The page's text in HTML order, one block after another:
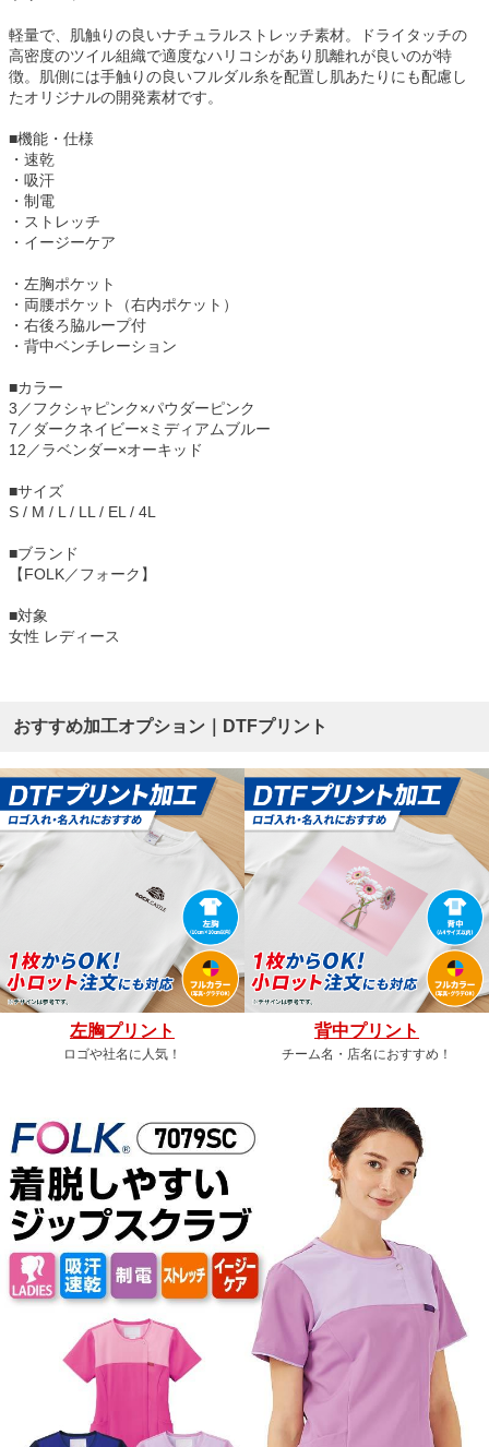
軽量で、肌触りの良いナチュラルストレッチ素材。ドライタッチの
高密度のツイル組織で適度なハリコシがあり肌離れが良いのが特
徴。肌側には手触りの良いフルダル糸を配置し肌あたりにも配慮し
たオリジナルの開発素材です。
■機能・仕様
・速乾
・吸汗
・制電
・ストレッチ
・イージーケア
・左胸ポケット
・両腰ポケット（右内ポケット）
・右後ろ脇ループ付
・背中ベンチレーション
■カラー
3／フクシャピンク×パウダーピンク
7／ダークネイビー×ミディアムブルー
12／ラベンダー×オーキッド
■サイズ
S / M / L / LL / EL / 4L
■ブランド
【FOLK／フォーク】
■対象
女性 レディース
おすすめ加工オプション｜DTFプリント
左胸プリント
ロゴや社名に人気！
背中プリント
チーム名・店名におすすめ！